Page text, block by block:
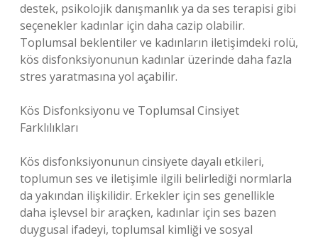
destek, psikolojik danışmanlık ya da ses terapisi gibi
seçenekler kadınlar için daha cazip olabilir.
Toplumsal beklentiler ve kadınların iletişimdeki rolü,
kös disfonksiyonunun kadınlar üzerinde daha fazla
stres yaratmasına yol açabilir.
Kös Disfonksiyonu ve Toplumsal Cinsiyet
Farklılıkları
Kös disfonksiyonunun cinsiyete dayalı etkileri,
toplumun ses ve iletişimle ilgili belirlediği normlarla
da yakından ilişkilidir. Erkekler için ses genellikle
daha işlevsel bir araçken, kadınlar için ses bazen
duygusal ifadeyi, toplumsal kimliği ve sosyal